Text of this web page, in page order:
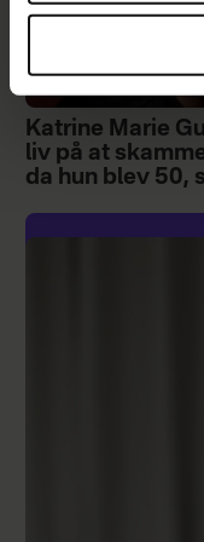
Katrine Marie
liv på at
da hun blev 50,